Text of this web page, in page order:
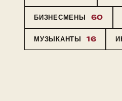
БИЗНЕСМЕНЫ 60
МУЗЫКАНТЫ 16